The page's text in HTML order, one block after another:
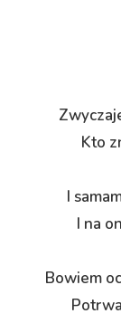
Kto
I
I na
Bowiem